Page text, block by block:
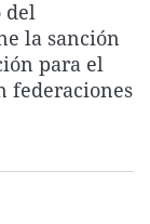
de los vientos
viajera
el perro y el
de
Rioja
Vasco
del
la sanción
para el
federaciones